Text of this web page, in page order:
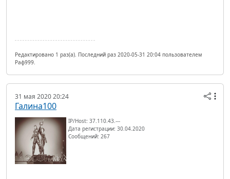
Редактировано 1 раз(а). Последний раз 2020-05-31 20:04 пользователем
Раф999.
31 мая 2020 20:24
Галина100
IP/Host: 37.110.43.---
Дата регистрации: 30.04.2020
Сообщений: 267